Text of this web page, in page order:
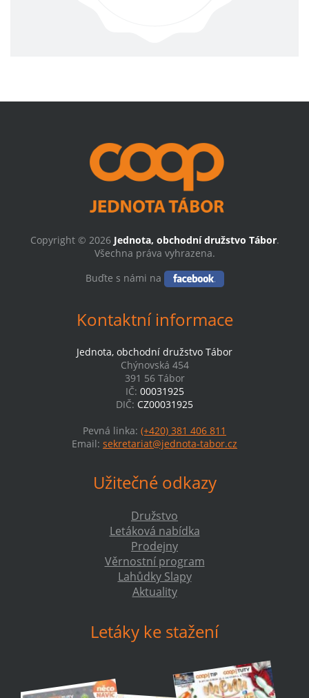
Copyright © 2026 Jednota, obchodní družstvo Tábor.
Všechna práva vyhrazena.
Buďte s námi na
Kontaktní informace
Jednota, obchodní družstvo Tábor
Chýnovská 454
391 56 Tábor
IČ: 00031925
DIČ: CZ00031925
Pevná linka: (+420) 381 406 811
Email: sekretariat@jednota-tabor.cz
Užitečné odkazy
Družstvo
Letáková nabídka
Prodejny
Věrnostní program
Lahůdky Slapy
Aktuality
Letáky ke stažení